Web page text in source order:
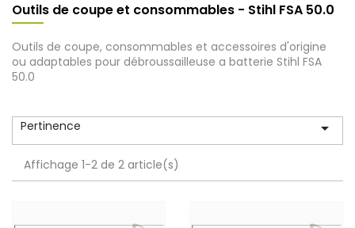
Outils de coupe et consommables - Stihl FSA 50.0
Outils de coupe, consommables et accessoires d'origine
ou adaptables pour débroussailleuse a batterie Stihl FSA
50.0
Pertinence 
Affichage 1-2 de 2 article(s)